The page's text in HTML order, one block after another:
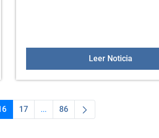
Arratzua-Ubarrundia y la Reja de Álava
Leer Noticia
Use TAB para desplazarse.
PáginaPágina
17 ...Páginas intermedias Use TAB
Página
86